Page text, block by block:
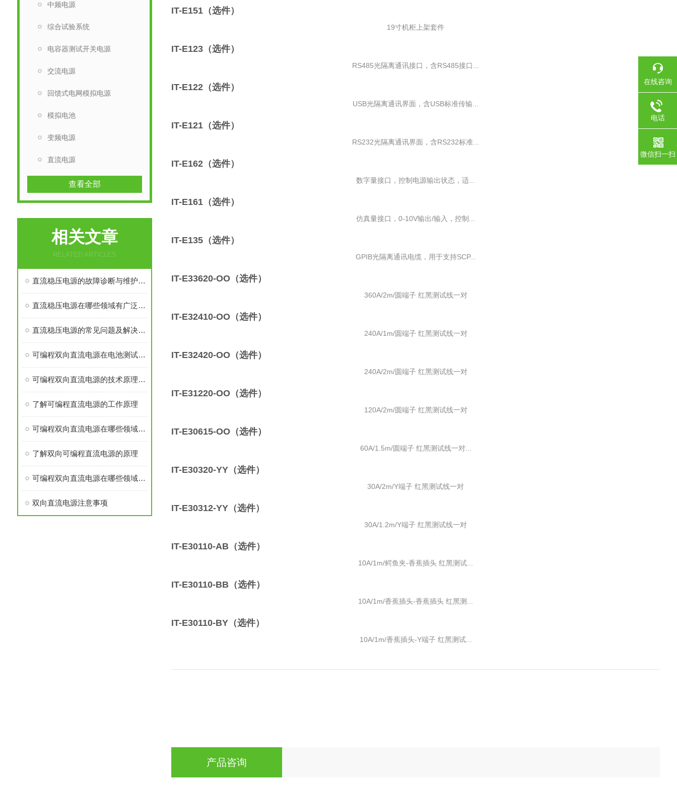
中频电源
综合试验系统
电容器测试开关电源
交流电源
回馈式电网模拟电源
模拟电池
变频电源
直流电源
查看全部
相关文章
RELATED ARTICLES
直流稳压电源的故障诊断与维护技巧
直流稳压电源在哪些领域有广泛应用？
直流稳压电源的常见问题及解决方法有哪些？
可编程双向直流电源在电池测试与新能源领域的应用
可编程双向直流电源的技术原理与核心优势
了解可编程直流电源的工作原理
可编程双向直流电源在哪些领域中应用广泛？
了解双向可编程直流电源的原理
可编程双向直流电源在哪些领域应用广泛？
双向直流电源注意事项
IT-E151（选件）
19寸机柜上架套件
IT-E123（选件）
RS485光隔离通讯接口，含RS485接口...
IT-E122（选件）
USB光隔离通讯界面，含USB标准传输...
IT-E121（选件）
RS232光隔离通讯界面，含RS232标准...
IT-E162（选件）
数字量接口，控制电源输出状态，适...
IT-E161（选件）
仿真量接口，0-10V输出/输入，控制...
IT-E135（选件）
GPIB光隔离通讯电缆，用于支持SCP...
IT-E33620-OO（选件）
360A/2m/圆端子 红黑测试线一对
IT-E32410-OO（选件）
240A/1m/圆端子 红黑测试线一对
IT-E32420-OO（选件）
240A/2m/圆端子 红黑测试线一对
IT-E31220-OO（选件）
120A/2m/圆端子 红黑测试线一对
IT-E30615-OO（选件）
60A/1.5m/圆端子 红黑测试线一对...
IT-E30320-YY（选件）
30A/2m/Y端子 红黑测试线一对
IT-E30312-YY（选件）
30A/1.2m/Y端子 红黑测试线一对
IT-E30110-AB（选件）
10A/1m/鳄鱼夹-香蕉插头 红黑测试...
IT-E30110-BB（选件）
10A/1m/香蕉插头-香蕉插头 红黑测...
IT-E30110-BY（选件）
10A/1m/香蕉插头-Y端子 红黑测试...
产品咨询
在线咨询
电话
微信扫一扫